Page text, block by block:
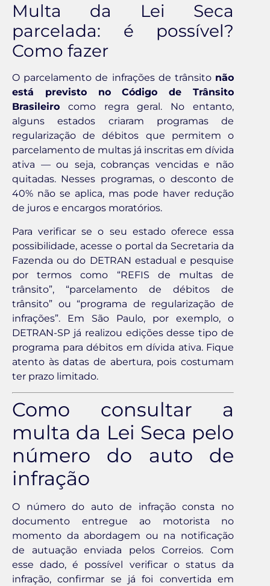
Multa da Lei Seca
parcelada: é possível?
Como fazer
O parcelamento de infrações de trânsito não
está previsto no Código de Trânsito
Brasileiro como regra geral. No entanto,
alguns estados criaram programas de
regularização de débitos que permitem o
parcelamento de multas já inscritas em dívida
ativa — ou seja, cobranças vencidas e não
quitadas. Nesses programas, o desconto de
40% não se aplica, mas pode haver redução
de juros e encargos moratórios.
Para verificar se o seu estado oferece essa
possibilidade, acesse o portal da Secretaria da
Fazenda ou do DETRAN estadual e pesquise
por termos como “REFIS de multas de
trânsito”, “parcelamento de débitos de
trânsito” ou “programa de regularização de
infrações”. Em São Paulo, por exemplo, o
DETRAN-SP já realizou edições desse tipo de
programa para débitos em dívida ativa. Fique
atento às datas de abertura, pois costumam
ter prazo limitado.
Como consultar a
multa da Lei Seca pelo
número do auto de
infração
O número do auto de infração consta no
documento entregue ao motorista no
momento da abordagem ou na notificação
de autuação enviada pelos Correios. Com
esse dado, é possível verificar o status da
infração, confirmar se já foi convertida em